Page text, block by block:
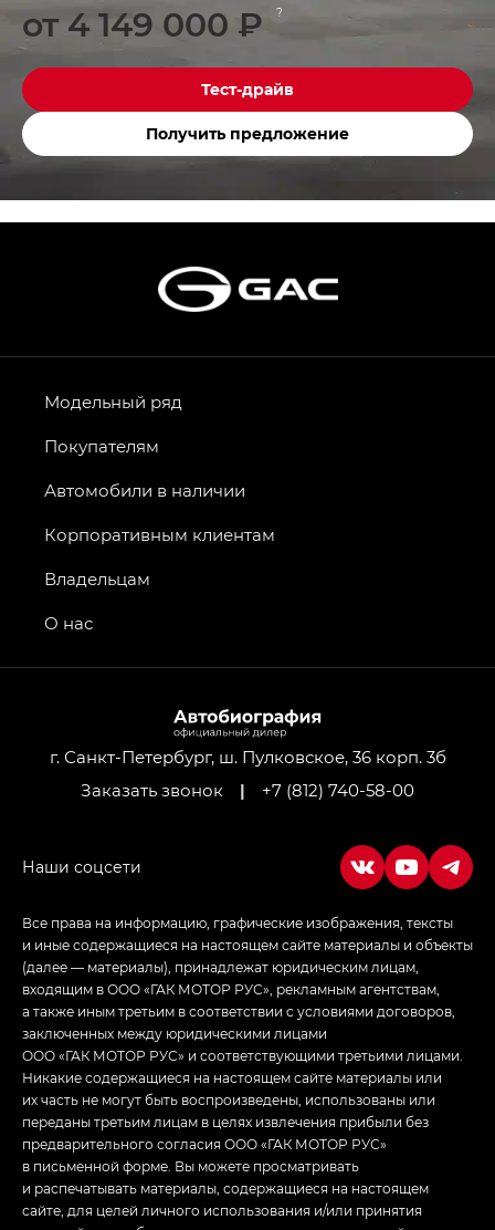
от 4 149 000 ₽ ?
Тест-драйв
Получить предложение
г. Санкт-Петербург, ш. Пулковское, 36 корп. 3б
Заказать звонок
| +7 (812) 740-58-00
Модельный ряд
Покупателям
Автомобили в наличии
Корпоративным клиентам
Владельцам
О нас
Все права на информацию, графические изображения, тексты
и иные содержащиеся на настоящем сайте материалы и объекты
(далее — материалы), принадлежат юридическим лицам,
входящим в ООО «ГАК МОТОР РУС», рекламным агентствам,
а также иным третьим в соответствии с условиями договоров,
заключенных между юридическими лицами
ООО «ГАК МОТОР РУС» и соответствующими третьими лицами.
Никакие содержащиеся на настоящем сайте материалы или
их часть не могут быть воспроизведены, использованы или
переданы третьим лицам в целях извлечения прибыли без
предварительного согласия ООО «ГАК МОТОР РУС»
в письменной форме. Вы можете просматривать
и распечатывать материалы, содержащиеся на настоящем
сайте, для целей личного использования и/или принятия